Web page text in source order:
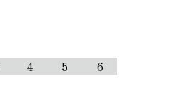
4 5 6